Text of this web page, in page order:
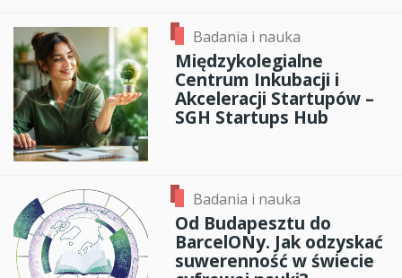
Badania i nauka
Międzykolegialne
Centrum Inkubacji i
Akceleracji Startupów –
SGH Startups Hub
Badania i nauka
Od Budapesztu do
BarcelONy. Jak odzyskać
suwerenność w świecie